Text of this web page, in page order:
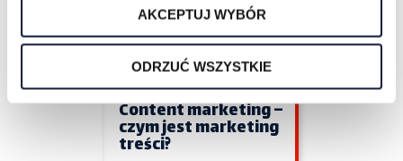
AKCEPTUJ WYBÓR
ODRZUĆ WSZYSTKIE
Jacek Palęcki
9/28/2022
6 min czytania
Content marketing –
czym jest marketing
treści?